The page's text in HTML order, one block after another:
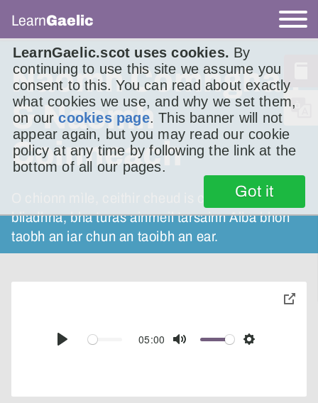
LearnGaelic.scot uses cookies. By
continuing to use this site we assume you
consent to this. You can read about exactly
what cookies we use, and why we set them,
on ourcookies page. This banner will not
appear again, but you may read our cookie
policy at any time by following the link at the
bottom of all our pages.
Got it
LearnGaelic
Naomh Comhghall
& Naomh
Coinneach
O chionn mìle, ceithir cheud is caogad
bliadhna, bha turas ainmeil tarsainn Alba bhon
taobh an iar chun an taoibh an ear.
Play
05:00
Mute Settings
toggle